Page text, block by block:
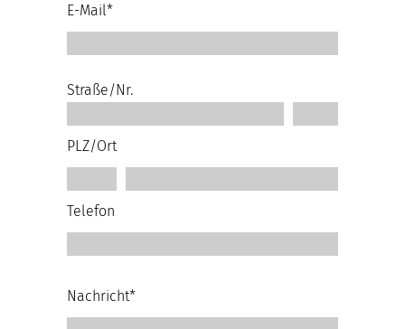
E-Mail*
Straße/Nr.
PLZ/Ort
Telefon
Nachricht*